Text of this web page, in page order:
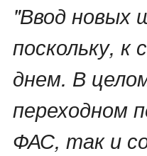
"Ввод
поскольку, к
днем. В
переходном
ФАС, так и